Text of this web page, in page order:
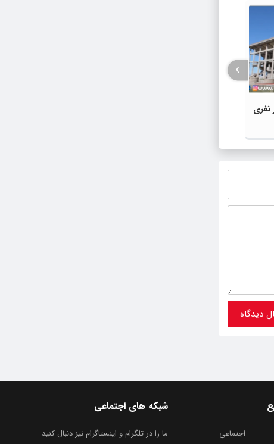
“ورزشگاه ۵ هزار نفری
›
شبکه های اجتماعی
ما را در تلگرام و اینستاگرام نیز دنبال کنید
اجتماعی